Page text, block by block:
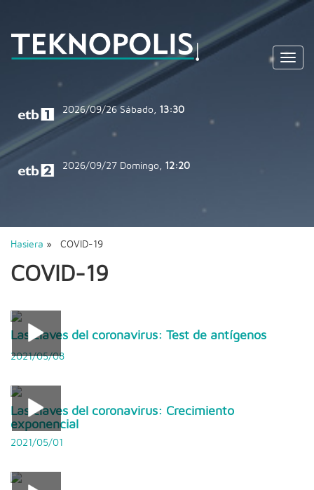
2026/09/26 Sábado, 13:30
2026/09/27 Domingo, 12:20
Hasiera » COVID-19
COVID-19
Las claves del coronavirus: Test de antígenos
2021/05/08
Las claves del coronavirus: Crecimiento
exponencial
2021/05/01